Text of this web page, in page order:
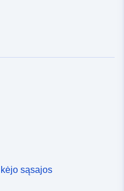
sąsajos